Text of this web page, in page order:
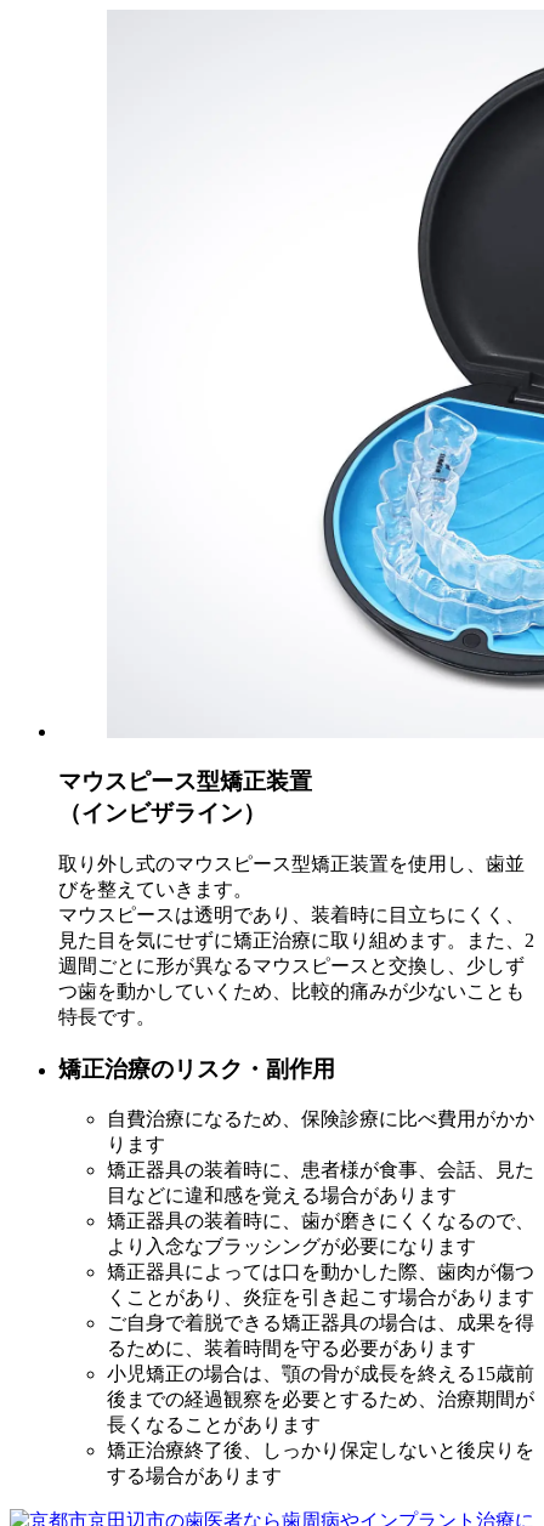
マウスピース型矯正装置
（インビザライン）
取り外し式のマウスピース型矯正装置を使用し、歯並
びを整えていきます。
マウスピースは透明であり、装着時に目立ちにくく、
見た目を気にせずに矯正治療に取り組めます。また、2
週間ごとに形が異なるマウスピースと交換し、少しず
つ歯を動かしていくため、比較的痛みが少ないことも
特長です。
矯正治療のリスク・副作用
自費治療になるため、保険診療に比べ費用がかか
ります
矯正器具の装着時に、患者様が食事、会話、見た
目などに違和感を覚える場合があります
矯正器具の装着時に、歯が磨きにくくなるので、
より入念なブラッシングが必要になります
矯正器具によっては口を動かした際、歯肉が傷つ
くことがあり、炎症を引き起こす場合があります
ご自身で着脱できる矯正器具の場合は、成果を得
るために、装着時間を守る必要があります
小児矯正の場合は、顎の骨が成長を終える15歳前
後までの経過観察を必要とするため、治療期間が
長くなることがあります
矯正治療終了後、しっかり保定しないと後戻りを
する場合があります